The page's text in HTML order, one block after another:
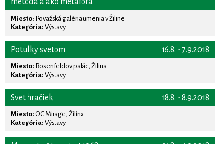
metóda a ako metafora
Miesto: Považská galéria umenia v Žiline
Kategória: Výstavy
16.8. - 7.9.2018
Potulky svetom
Miesto: Rosenfeldov palác, Žilina
Kategória: Výstavy
18.8. - 8.9.2018
Svet hračiek
Miesto: OC Mirage, Žilina
Kategória: Výstavy